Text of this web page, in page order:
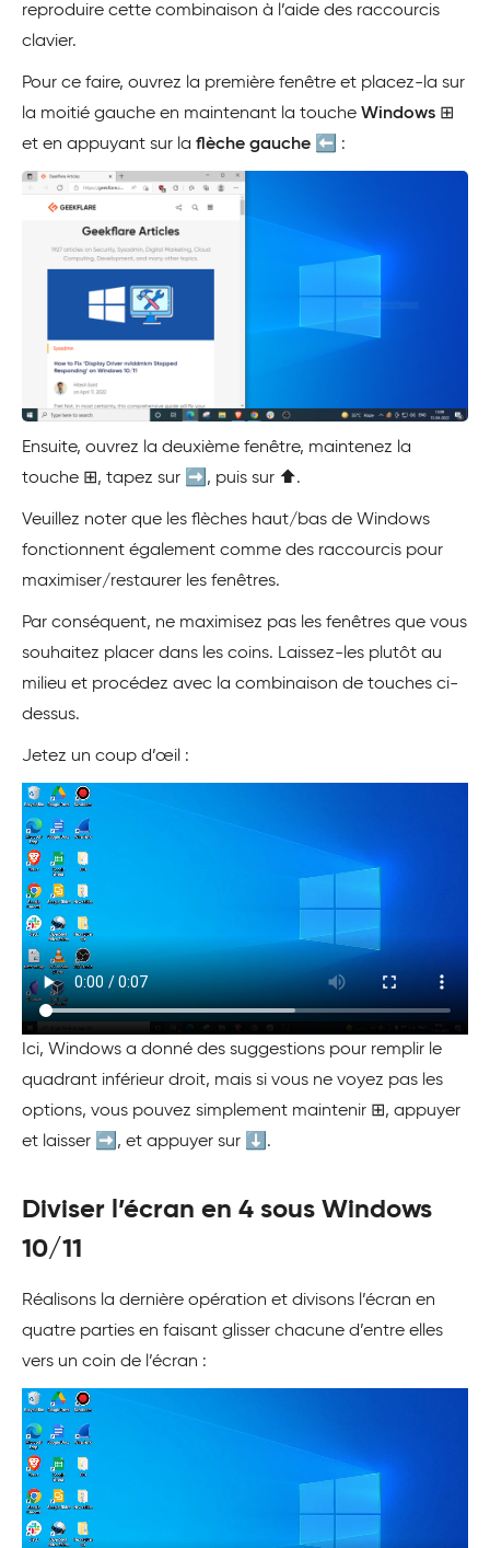
reproduire cette combinaison à l’aide des raccourcis
clavier.
Pour ce faire, ouvrez la première fenêtre et placez-la sur
la moitié gauche en maintenant la touche Windows ⊞
et en appuyant sur la flèche gauche ⬅️ :
Ensuite, ouvrez la deuxième fenêtre, maintenez la
touche ⊞, tapez sur ➡️, puis sur ⬆️.
Veuillez noter que les flèches haut/bas de Windows
fonctionnent également comme des raccourcis pour
maximiser/restaurer les fenêtres.
Par conséquent, ne maximisez pas les fenêtres que vous
souhaitez placer dans les coins. Laissez-les plutôt au
milieu et procédez avec la combinaison de touches ci-
dessus.
Jetez un coup d’œil :
Ici, Windows a donné des suggestions pour remplir le
quadrant inférieur droit, mais si vous ne voyez pas les
options, vous pouvez simplement maintenir ⊞, appuyer
et laisser ➡️, et appuyer sur ⬇️.
Diviser l’écran en 4 sous Windows
10/11
Réalisons la dernière opération et divisons l’écran en
quatre parties en faisant glisser chacune d’entre elles
vers un coin de l’écran :